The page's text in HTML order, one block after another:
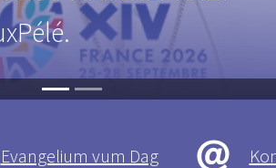
de mise en oeuvre
Evangelium vum Dag